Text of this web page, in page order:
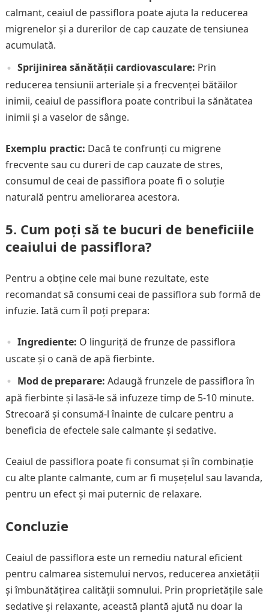
calmant, ceaiul de passiflora poate ajuta la reducerea
migrenelor și a durerilor de cap cauzate de tensiunea
acumulată.
Sprijinirea sănătății cardiovasculare: Prin
reducerea tensiunii arteriale și a frecvenței bătăilor
inimii, ceaiul de passiflora poate contribui la sănătatea
inimii și a vaselor de sânge.
Exemplu practic: Dacă te confrunți cu migrene
frecvente sau cu dureri de cap cauzate de stres,
consumul de ceai de passiflora poate fi o soluție
naturală pentru ameliorarea acestora.
5. Cum poți să te bucuri de beneficiile
ceaiului de passiflora?
Pentru a obține cele mai bune rezultate, este
recomandat să consumi ceai de passiflora sub formă de
infuzie. Iată cum îl poți prepara:
Ingrediente: O linguriță de frunze de passiflora
uscate și o cană de apă fierbinte.
Mod de preparare: Adaugă frunzele de passiflora în
apă fierbinte și lasă-le să infuzeze timp de 5-10 minute.
Strecoară și consumă-l înainte de culcare pentru a
beneficia de efectele sale calmante și sedative.
Ceaiul de passiflora poate fi consumat și în combinație
cu alte plante calmante, cum ar fi mușețelul sau lavanda,
pentru un efect și mai puternic de relaxare.
Concluzie
Ceaiul de passiflora este un remediu natural eficient
pentru calmarea sistemului nervos, reducerea anxietății
și îmbunătățirea calității somnului. Prin proprietățile sale
sedative și relaxante, această plantă ajută nu doar la